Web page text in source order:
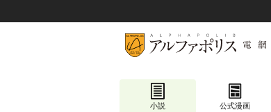
小説 公式漫画